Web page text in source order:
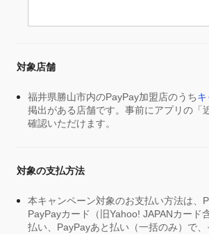
対象店舗
福井県勝山市内のPayPay加盟店のうち
掲出がある店舗です。事前にアプリの「
確認いただけます。
対象の支払方法
本キャンペーン対象のお支払い方法は、
PayPayカード（旧Yahoo! JAPANカード
払い、PayPayあと払い（一括のみ）で